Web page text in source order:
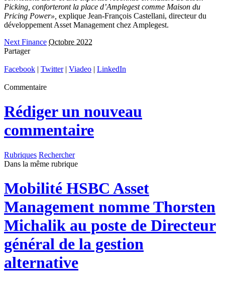
Picking, conforteront la place d’Amplegest comme Maison du
Pricing Power», explique Jean-François Castellani, directeur du
développement Asset Management chez Amplegest.
Next Finance Octobre 2022
Partager
Facebook | Twitter| Viadeo | LinkedIn
Commentaire
Rédiger un nouveau
commentaire
Rubriques Rechercher
Dans la même rubrique
Mobilité HSBC Asset
Management nomme Thorsten
Michalik au poste de Directeur
général de la gestion
alternative